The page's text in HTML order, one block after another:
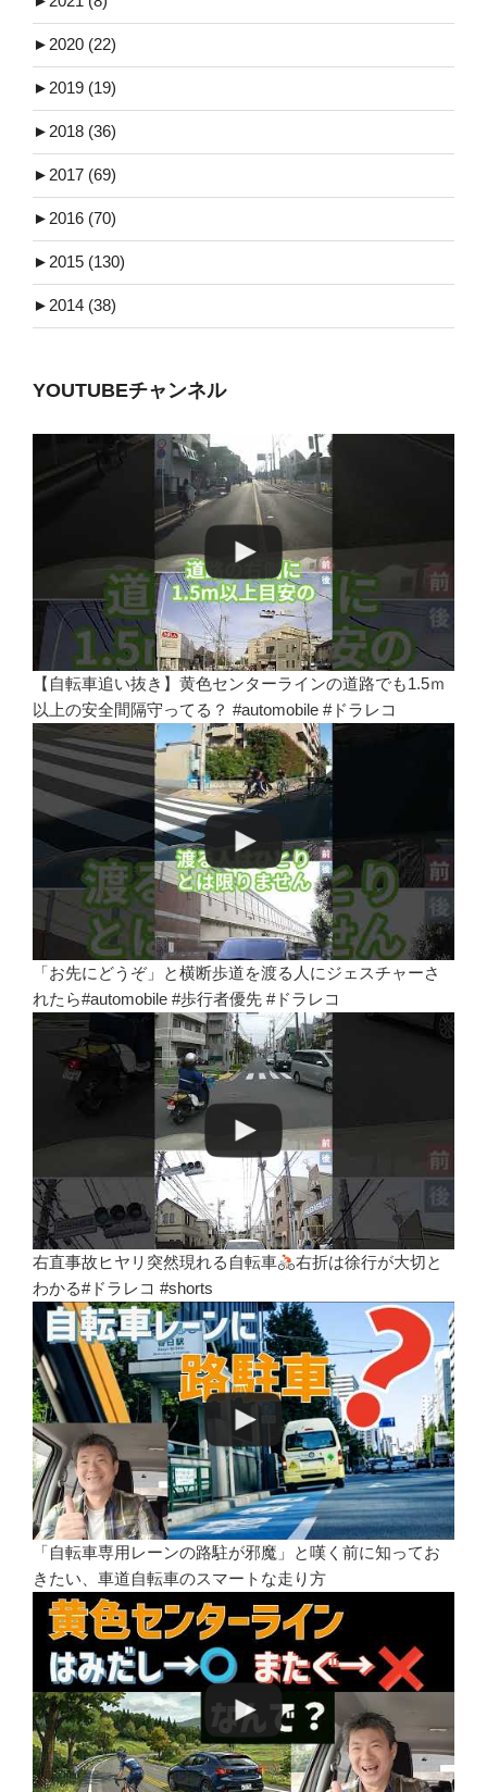
► 2020 (22)
► 2019 (19)
► 2018 (36)
► 2017 (69)
► 2016 (70)
► 2015 (130)
► 2014 (38)
YOUTUBEチャンネル
【自転車追い抜き】黄色センターラインの道路でも1.5ｍ
以上の安全間隔守ってる？ #automobile #ドラレコ
「お先にどうぞ」と横断歩道を渡る人にジェスチャーさ
れたら#automobile #歩行者優先 #ドラレコ
右直事故ヒヤリ突然現れる自転車
右折は徐行が大切と
わかる#ドラレコ #shorts
「自転車専用レーンの路駐が邪魔」と嘆く前に知ってお
きたい、車道自転車のスマートな走り方